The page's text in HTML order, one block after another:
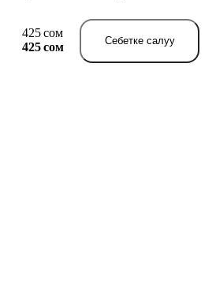
425 сом
425 сом
Себетке салуу